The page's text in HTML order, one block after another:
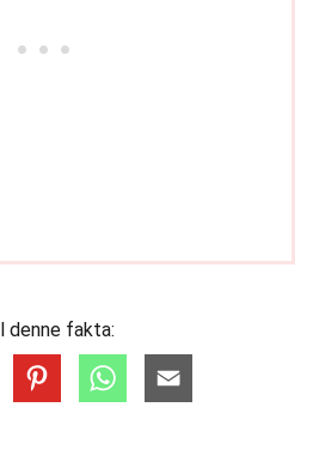
denne fakta: